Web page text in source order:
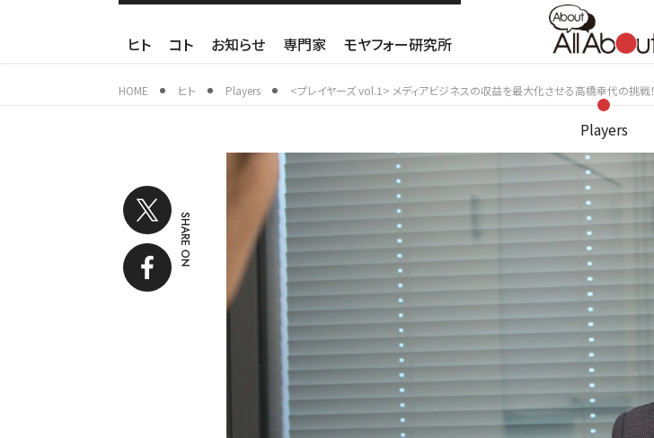
ヒト コト お知らせ 専門家 モヤフォー研究所
HOME ヒト Players <プレイヤーズ vol.1> メディアビジネスの収益を最大化させる高橋幸代の挑戦！
Players
SHARE ON